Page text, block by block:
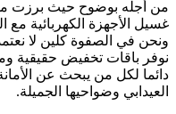
من أجله بوضوح حيث
غسيل الأجهزة الكهربائية مع
ونحن في الصفوة كلين لا
نوفر باقات تخفيض حقيقية
دائما لكل من يبحث عن الأمانة
العيدابي وضواحيها الجميلة.